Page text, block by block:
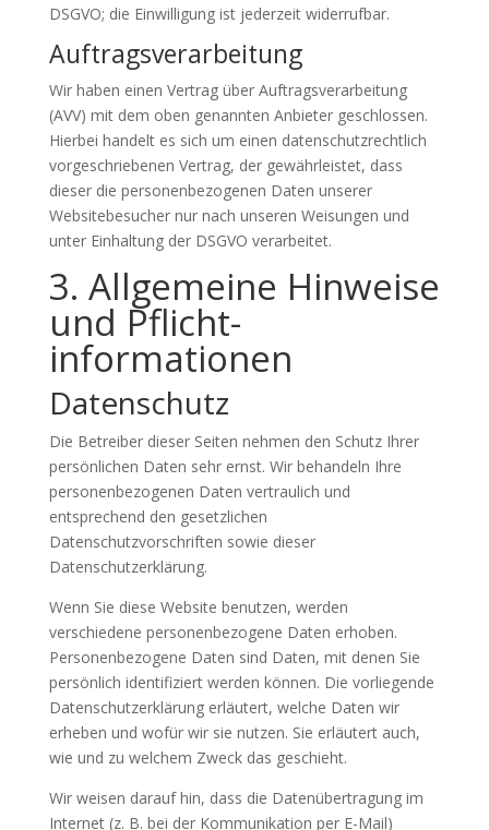
DSGVO; die Einwilligung ist jederzeit widerrufbar.
Auftragsverarbeitung
Wir haben einen Vertrag über Auftragsverarbeitung
(AVV) mit dem oben genannten Anbieter geschlossen.
Hierbei handelt es sich um einen datenschutzrechtlich
vorgeschriebenen Vertrag, der gewährleistet, dass
dieser die personenbezogenen Daten unserer
Websitebesucher nur nach unseren Weisungen und
unter Einhaltung der DSGVO verarbeitet.
3. Allgemeine Hinweise
und Pflicht­
informationen
Datenschutz
Die Betreiber dieser Seiten nehmen den Schutz Ihrer
persönlichen Daten sehr ernst. Wir behandeln Ihre
personenbezogenen Daten vertraulich und
entsprechend den gesetzlichen
Datenschutzvorschriften sowie dieser
Datenschutzerklärung.
Wenn Sie diese Website benutzen, werden
verschiedene personenbezogene Daten erhoben.
Personenbezogene Daten sind Daten, mit denen Sie
persönlich identifiziert werden können. Die vorliegende
Datenschutzerklärung erläutert, welche Daten wir
erheben und wofür wir sie nutzen. Sie erläutert auch,
wie und zu welchem Zweck das geschieht.
Wir weisen darauf hin, dass die Datenübertragung im
Internet (z. B. bei der Kommunikation per E-Mail)